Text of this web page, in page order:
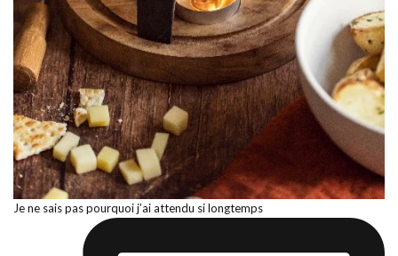
Je ne sais pas pourquoi j’ai attendu si longtemps